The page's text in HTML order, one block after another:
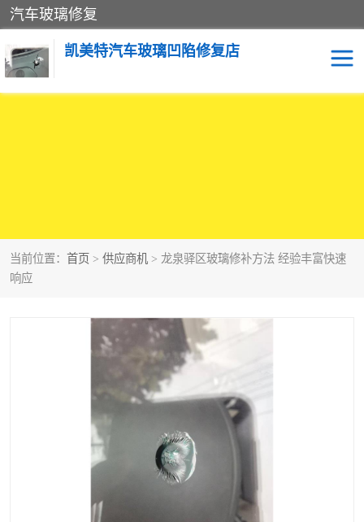
汽车玻璃修复
凯美特汽车玻璃凹陷修复店
当前位置： 首页 > 供应商机 > 龙泉驿区玻璃修补方法 经验丰富快速
响应